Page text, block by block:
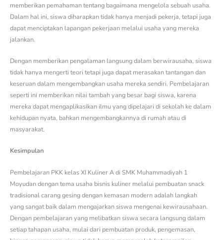
memberikan pemahaman tentang bagaimana mengelola sebuah usaha.
Dalam hal ini, siswa diharapkan tidak hanya menjadi pekerja, tetapi juga
dapat menciptakan lapangan pekerjaan melalui usaha yang mereka
jalankan.
Dengan memberikan pengalaman langsung dalam berwirausaha, siswa
tidak hanya mengerti teori tetapi juga dapat merasakan tantangan dan
keseruan dalam mengembangkan usaha mereka sendiri. Pembelajaran
seperti ini memberikan nilai tambah yang besar bagi siswa, karena
mereka dapat mengaplikasikan ilmu yang dipelajari di sekolah ke dalam
kehidupan nyata, bahkan mengembangkannya di rumah atau di
masyarakat.
Kesimpulan
Pembelajaran PKK kelas XI Kuliner A di SMK Muhammadiyah 1
Moyudan dengan tema usaha bisnis kuliner melalui pembuatan snack
tradisional carang gesing dengan kemasan modern adalah langkah
yang sangat baik dalam mengajarkan siswa mengenai kewirausahaan.
Dengan pembelajaran yang melibatkan siswa secara langsung dalam
setiap tahapan usaha, mulai dari pembuatan produk, pengemasan,